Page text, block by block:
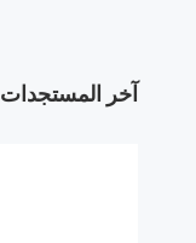
آخر المستجدات